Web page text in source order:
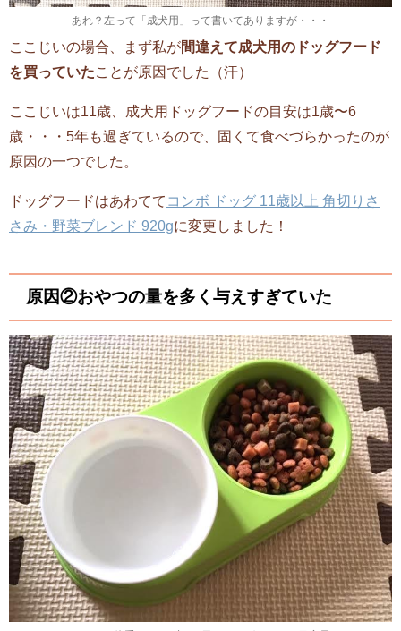
あれ？左って「成犬用」って書いてありますが・・・
ここじいの場合、まず私が間違えて成犬用のドッグフード
を買っていた ことが原因でした（汗）
ここじいは11歳、成犬用ドッグフードの目安は1歳〜6
歳・・・5年も過ぎているので、固くて食べづらかったのが
原因の一つでした。
ドッグフードはあわてて コンボ ドッグ 11歳以上 角切りさ
さみ・野菜ブレンド 920gに変更しました！
原因②おやつの量を多く与えすぎていた